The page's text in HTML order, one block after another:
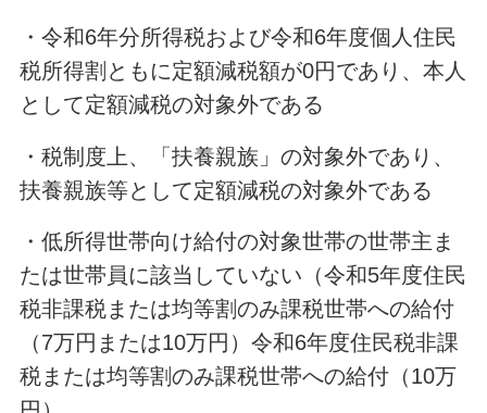
・令和6年分所得税および令和6年度個人住民
税所得割ともに定額減税額が0円であり、本人
として定額減税の対象外である
・税制度上、「扶養親族」の対象外であり、
扶養親族等として定額減税の対象外である
・低所得世帯向け給付の対象世帯の世帯主ま
たは世帯員に該当していない（令和5年度住民
税非課税または均等割のみ課税世帯への給付
（7万円または10万円）令和6年度住民税非課
税または均等割のみ課税世帯への給付（10万